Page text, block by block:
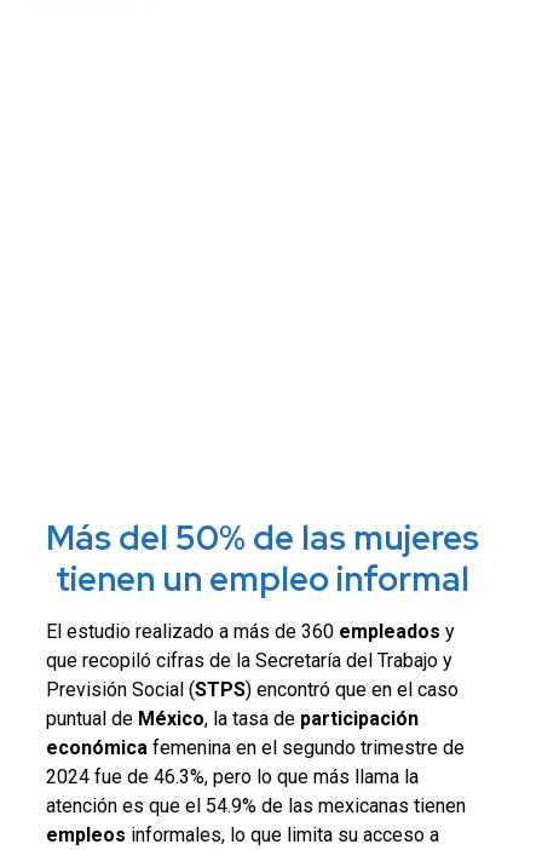
Más del 50% de las mujeres
tienen un empleo informal
El estudio realizado a más de 360 empleados y
que recopiló cifras de la Secretaría del Trabajo y
Previsión Social (STPS) encontró que en el caso
puntual de México, la tasa de participación
económica femenina en el segundo trimestre de
2024 fue de 46.3%, pero lo que más llama la
atención es que el 54.9% de las mexicanas tienen
empleos informales, lo que limita su acceso a